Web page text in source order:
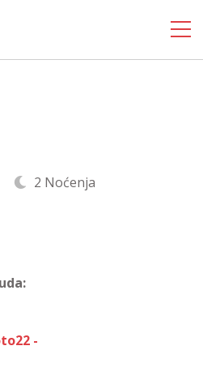
2 Noćenja
-